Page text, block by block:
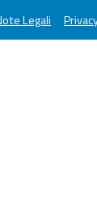
Legali